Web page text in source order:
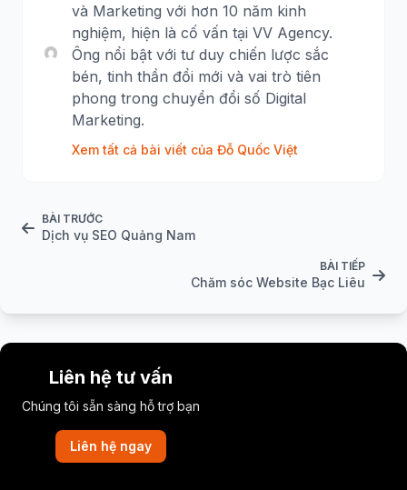
và Marketing với hơn 10 năm kinh
nghiệm, hiện là cố vấn tại VV Agency.
Ông nổi bật với tư duy chiến lược sắc
bén, tinh thần đổi mới và vai trò tiên
phong trong chuyển đổi số Digital
Marketing.
Xem tất cả bài viết của Đỗ Quốc Việt
BÀI TRƯỚC
Dịch vụ SEO Quảng Nam
BÀI TIẾP
Chăm sóc Website Bạc Liêu
Liên hệ tư vấn
Chúng tôi sẵn sàng hỗ trợ bạn
Liên hệ ngay